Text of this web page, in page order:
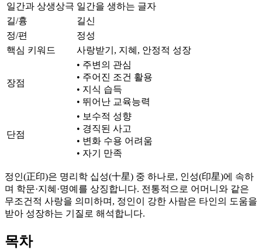
일간과 상생상극 일간을 생하는 글자
길/흉
길신
정/편
정성
핵심 키워드
사랑받기, 지혜, 안정적 성장
장점
• 주변의 관심
• 주어진 조건 활용
• 지식 습득
• 뛰어난 교육능력
단점
• 보수적 성향
• 경직된 사고
• 변화 수용 어려움
• 자기 만족
정인(正印)은 명리학 십성(十星) 중 하나로, 인성(印星)에 속하
며 학문·지혜·명예를 상징합니다. 전통적으로 어머니와 같은
무조건적 사랑을 의미하며, 정인이 강한 사람은 타인의 도움을
받아 성장하는 기질로 해석합니다.
목차